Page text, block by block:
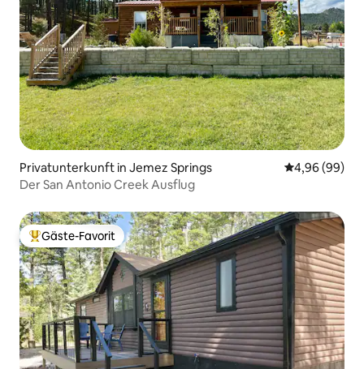
Privatunterkunft in Jemez Springs
4,96 (99)
Der San Antonio Creek Ausflug
Beliebter Gäste-Favorit.
Gäste-Favorit